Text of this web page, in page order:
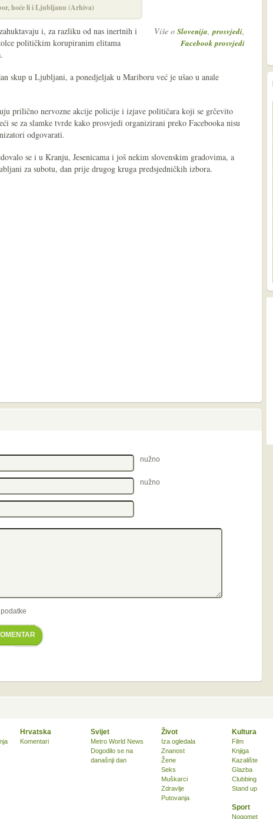
hoće li i Ljubljanu (Arhiva)
Više o Slovenija,prosvjedi,
Facebook prosvjedi
i, za razliku od nas inertnih i
političkim korupiranim elitama
skup u Ljubljani, a ponedjeljak u Mariboru već je ušao u anale
prilično nervozne akcije policije i izjave političara koji se grčevito
se za slamke tvrde kako prosvjedi organizirani preko Facebooka nisu
odgovarati.
se i u Kranju, Jesenicama i još nekim slovenskim gradovima, a
za subotu, dan prije drugog kruga predsjedničkih izbora.
nužno
nužno
nema
Hrvatska
Komentari
Svijet
Metro World News
Dogodilo se na
današnji dan
Život
Iza ogledala
Znanost
Žene
Seks
Muškarci
Zdravlje
Putovanja
Kultura
Film
Knjiga
Kazalište
Glazba
Clubbing
Stand up
Sport
Nogomet